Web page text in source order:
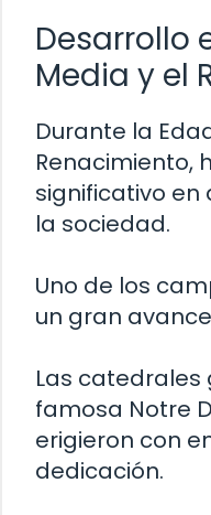
Desarrollo
Media y el
Durante la
Renacimiento,
significativo en
la sociedad.
Uno de los
un gran
Las catedrales
famosa Notre
erigieron con
dedicación.